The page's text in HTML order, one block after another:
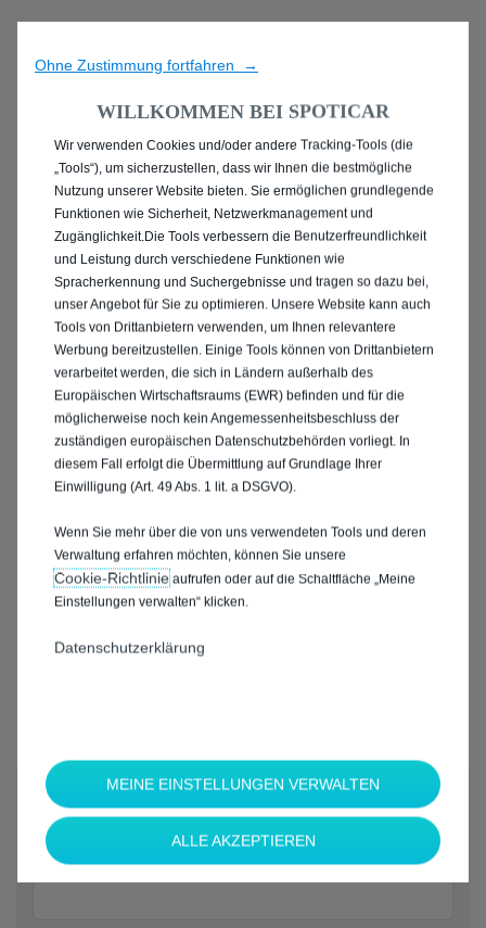
ENTDECKEN SIE ALLE
GEBRAUCHTWAGEN IN
MÜNCHEN
Welche Marke möchten Sie?*
Ohne Zustimmung fortfahren →
WILLKOMMEN BEI SPOTICAR
Wir verwenden Cookies und/oder andere Tracking-Tools (die
„Tools“), um sicherzustellen, dass wir Ihnen die bestmögliche
Nutzung unserer Website bieten. Sie ermöglichen grundlegende
Funktionen wie Sicherheit, Netzwerkmanagement und
Zugänglichkeit.Die Tools verbessern die Benutzerfreundlichkeit
und Leistung durch verschiedene Funktionen wie
Spracherkennung und Suchergebnisse und tragen so dazu bei,
unser Angebot für Sie zu optimieren. Unsere Website kann auch
Tools von Drittanbietern verwenden, um Ihnen relevantere
Werbung bereitzustellen. Einige Tools können von Drittanbietern
verarbeitet werden, die sich in Ländern außerhalb des
Europäischen Wirtschaftsraums (EWR) befinden und für die
möglicherweise noch kein Angemessenheitsbeschluss der
zuständigen europäischen Datenschutzbehörden vorliegt. In
diesem Fall erfolgt die Übermittlung auf Grundlage Ihrer
Einwilligung (Art. 49 Abs. 1 lit. a DSGVO).
Wenn Sie mehr über die von uns verwendeten Tools und deren
Verwaltung erfahren möchten, können Sie unsere
Cookie‑Richtlinieaufrufen oder auf die Schaltfläche „Meine
Einstellungen verwalten“ klicken.
Datenschutzerklärung
MEINE EINSTELLUNGEN VERWALTEN
ALLE AKZEPTIEREN